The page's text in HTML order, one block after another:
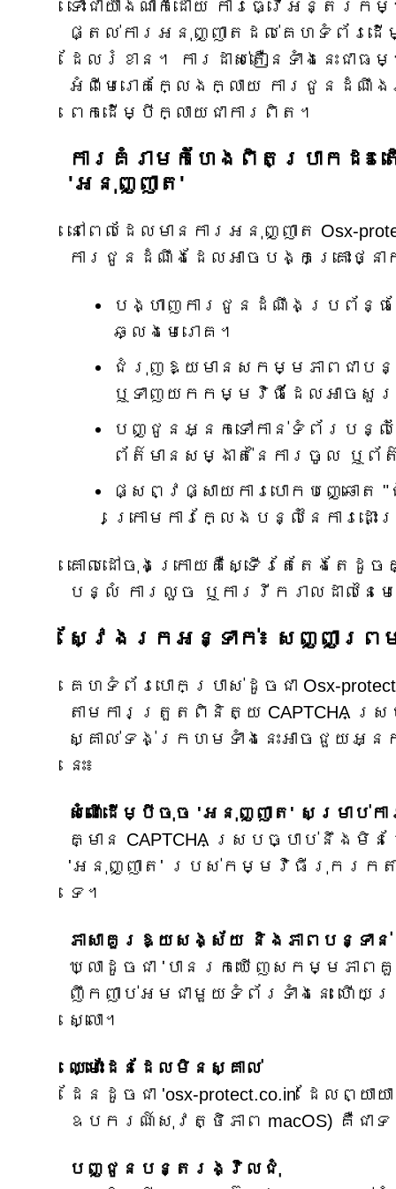
ទោះជាយ៉ាងណាក៏ដោយ ការធ្វើអន្តរ
ផ្តល់ការអនុញ្ញាតដល់គេហទំព័រដ
ដែលរំខាន។ ការដាស់តឿនទាំងនេះជ
អំពីមេរោគក្លែងក្លាយ ការជូន
ពេកដើម្បីក្លាយជាការពិត។
ការគំរាមកំហែងពិតប្រាកដ៖
'អនុញ្ញាត'
នៅពេលដែលមានការអនុញ្ញាត Osx-
ការជូនដំណឹងដែលអាចបង្កគ្រោះថ្នា
បង្ហាញការជូនដំណឹងប្រព័ន្ធ
ឆ្លងមេរោគ។
ជំរុញឱ្យមានសកម្មភាពជាបន្ទ
ឬទាញយកកម្មវិធីដែលអាចសួរ
បញ្ជូនអ្នកទៅកាន់ទំព័របន្លំដ
ព័ត៌មានសម្ងាត់នៃការចូល
ផ្សព្វផ្សាយការបោកបញ្ឆោត
ក្រោមការក្លែងបន្លំនៃការដោ
គោលដៅចុងក្រោយគឺស្ទើរតែតែងតែ
បន្លំ ការលួច ឬការរីករាលដាលនៃម
ស្វែងរកអន្ទាក់៖ សញ្ញាព្រមា
គេហទំព័របោកប្រាស់ដូចជា Osx-
តាមការត្រួតពិនិត្យ CAPTCHA
ស្គាល់ទង់ក្រហមទាំងនេះអាចជួយអ្
នេះ៖
សំណើដើម្បីចុច 'អនុញ្ញាត' សម្រាប់ក
គ្មាន CAPTCHA ស្របច្បាប់នឹង
'អនុញ្ញាត' របស់កម្មវិធីរុករកតា
ទេ។
ភាសាគួរឱ្យសង្ស័យ និងភាពបន្ទាន់
ឃ្លាដូចជា 'បានរកឃើញសកម្មភា
ញឹកញាប់អមជាមួយទំព័រទាំងនេះ ហើ
ស្លោ។
ឈ្មោះដែនដែលមិនស្គាល់
ដែនដូចជា 'osx-protect.co.in' ដែ
ឧបករណ៍សុវត្ថិភាព macOS) គឺជ
បញ្ជូនបន្តរង្វិលជុំ